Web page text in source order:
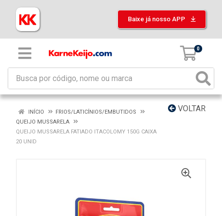
Baixe já nosso APP
0
VOLTAR
INÍCIO
FRIOS/LATICÍNIOS/EMBUTIDOS
QUEIJO MUSSARELA
QUEIJO MUSSARELA FATIADO ITACOLOMY 150G CAIXA
20 UNID